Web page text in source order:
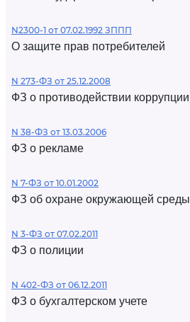
N2300-1 от 07.02.1992 ЗППП
О защите прав потребителей
N 273-ФЗ от 25.12.2008
ФЗ о противодействии коррупции
N 38-ФЗ от 13.03.2006
ФЗ о рекламе
N 7-ФЗ от 10.01.2002
ФЗ об охране окружающей среды
N 3-ФЗ от 07.02.2011
ФЗ о полиции
N 402-ФЗ от 06.12.2011
ФЗ о бухгалтерском учете